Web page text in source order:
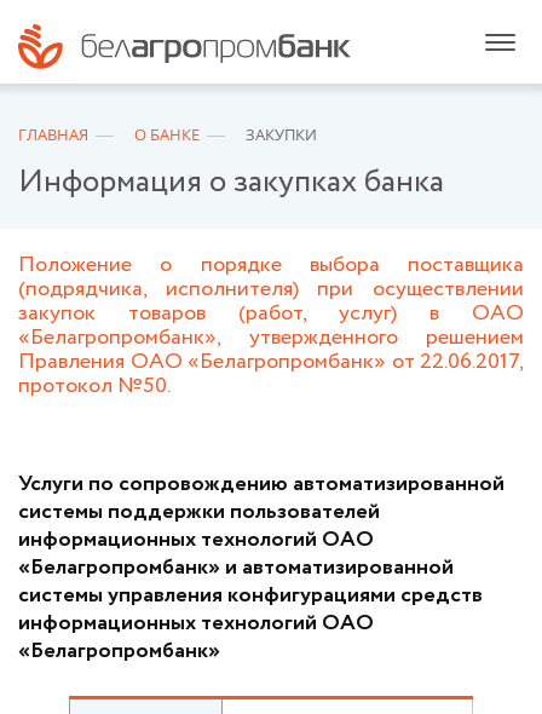
ГЛАВНАЯ О БАНКЕ ЗАКУПКИ
Информация о закупках банка
Положение о порядке выбора поставщика
(подрядчика, исполнителя) при осуществлении
закупок товаров (работ, услуг) в ОАО
«Белагропромбанк», утвержденного решением
Правления ОАО «Белагропромбанк» от 22.06.2017,
протокол №50.
Услуги по сопровождению автоматизированной
системы поддержки пользователей
информационных технологий ОАО
«Белагропромбанк» и автоматизированной
системы управления конфигурациями средств
информационных технологий ОАО
«Белагропромбанк»